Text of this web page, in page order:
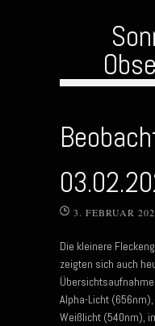
3. FEBRUAR
Die kleinere
zeigten sich auch
Alpha-Licht
Weißlicht (540nm),